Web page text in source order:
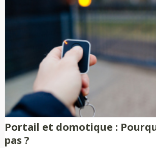
Portail et domotique :
pas ?